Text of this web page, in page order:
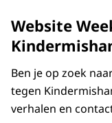
Website
Ben je op zoek
tegen
verhalen en